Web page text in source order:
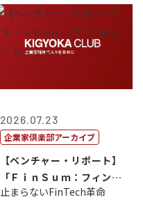
2026.07.23
企業家倶楽部アーカイブ
【ベンチャー・リポート】
「ＦｉｎＳｕｍ：フィンテ
ック・サミッ...
止まらないFinTech革命